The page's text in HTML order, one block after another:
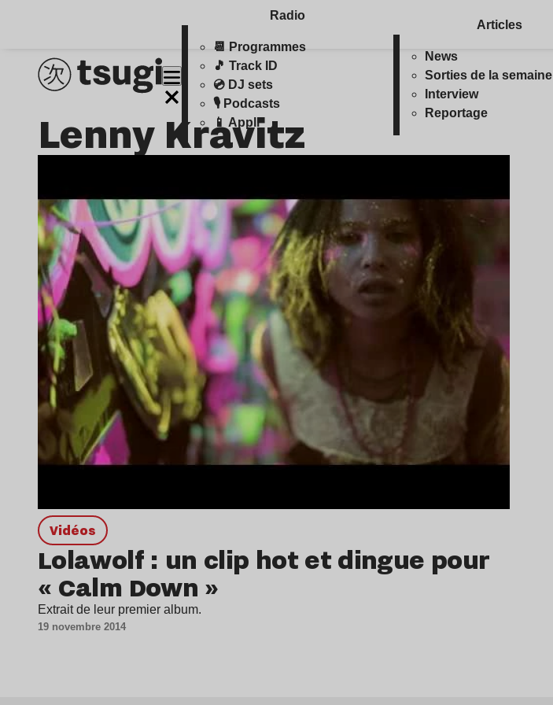
Radio
📆 Programmes
🎵 Track ID
💿 DJ sets
🎙️ Podcasts
📱 Appli
Articles
News
Sorties de la semaine
Interview
Reportage
Lenny Kravitz
Vidéos
Lolawolf : un clip hot et dingue pour
« Calm Down »
Extrait de leur premier album.
19 novembre 2014